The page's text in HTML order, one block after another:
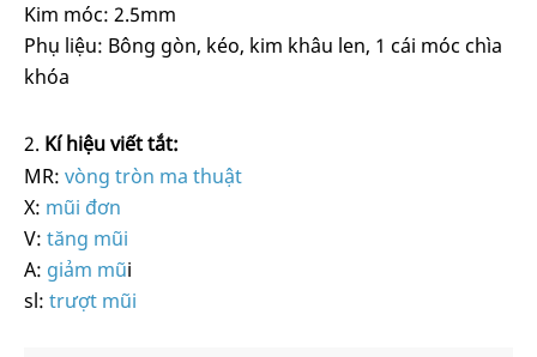
Kim móc: 2.5mm
Phụ liệu: Bông gòn, kéo, kim khâu len, 1 cái móc chìa
khóa
Kí hiệu viết tắt:
MR: vòng tròn ma thuật
X: mũi đơn
V: tăng mũi
A: giảm mũi
sl: trượt mũi